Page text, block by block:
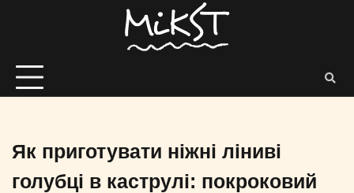
Як приготувати ніжні ліниві
голубці в каструлі: покроковий